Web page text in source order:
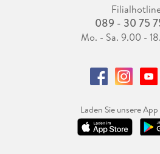
089 - 30 75
Mo. - Sa. 9.00 -
Laden Sie unsere